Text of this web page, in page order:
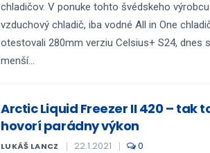
chladičov. V ponuke tohto švédskeho
vzduchový chladič, iba vodné All in One
otestovali 280mm verziu Celsius+ S24, dnes
menší...
Arctic Liquid Freezer II 420 – tak
hovorí parádny výkon
LUKÁŠ LANCZ 22.1.2021 0